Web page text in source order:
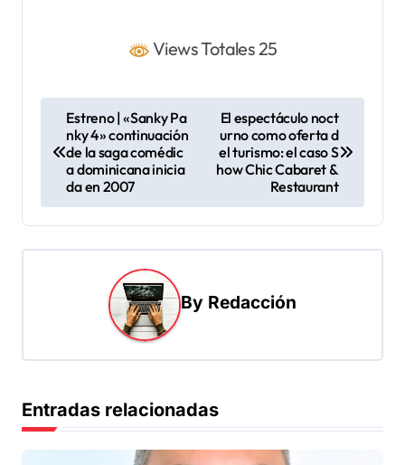
Views Totales 25
e
g
d
e
Estreno | «Sanky Pa
nky 4» continuación
de la saga comédic
a dominicana inicia
da en 2007
El espectáculo noct
urno como oferta d
el turismo: el caso S
how Chic Cabaret &
Restaurant
By Redacción
Entradas relacionadas